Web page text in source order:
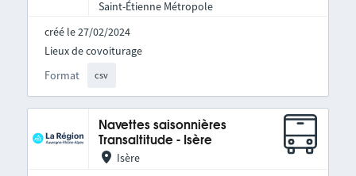
Saint-Étienne Métropole
créé le 27/02/2024
Format csv
Lieux de covoiturage
Navettes saisonnières
Transaltitude - Isère
Isère